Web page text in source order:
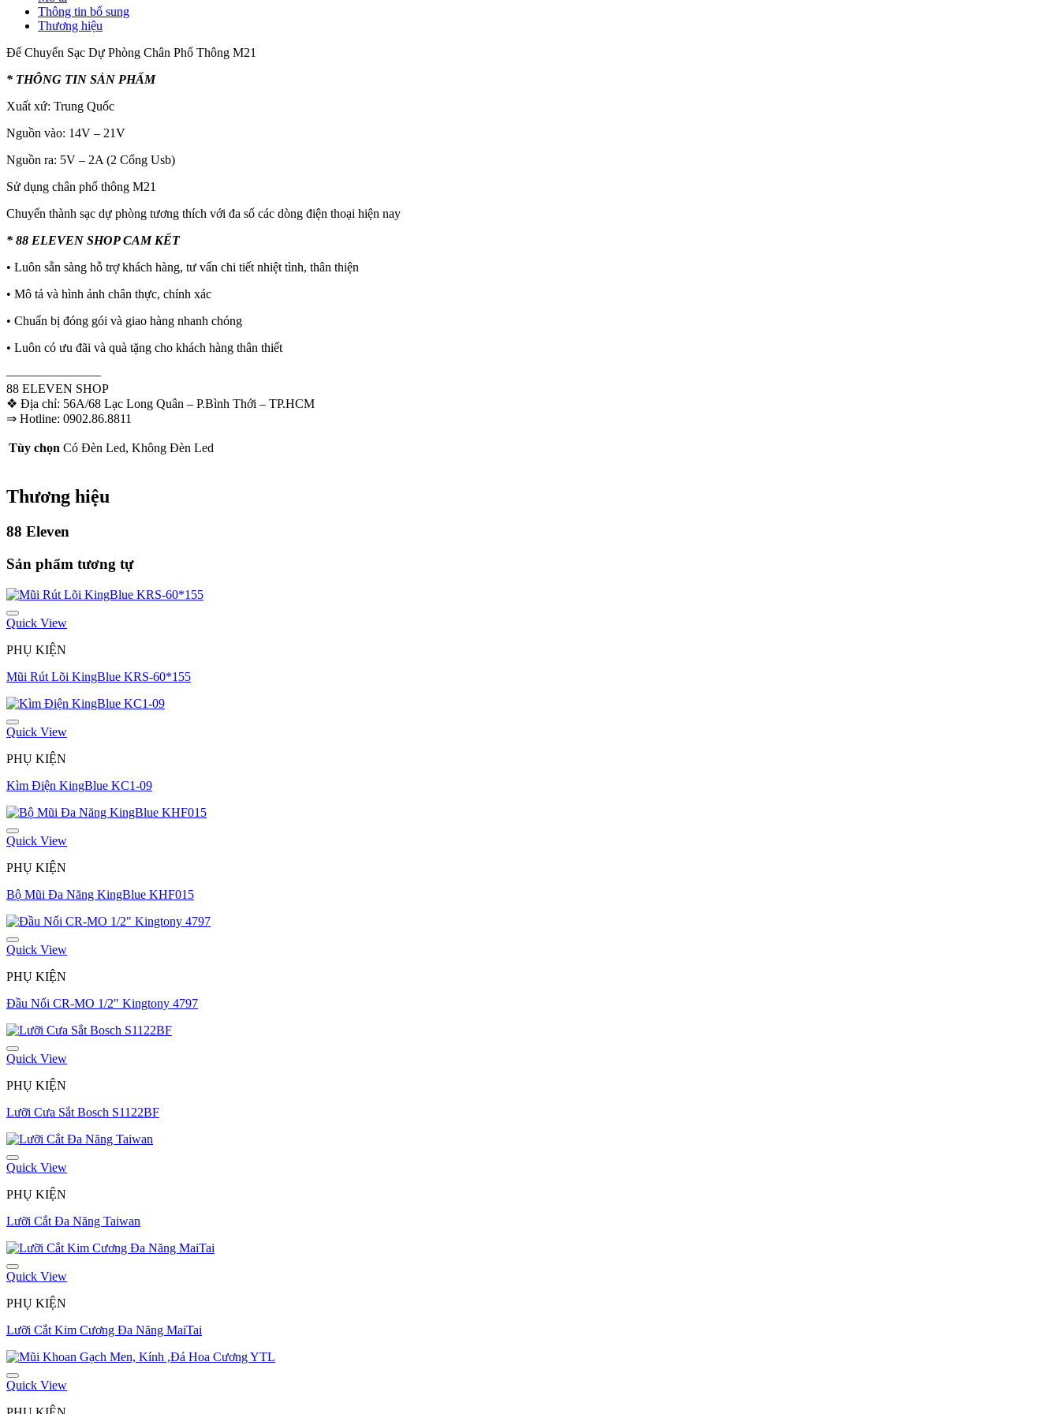
Thông tin bổ sung
Thương hiệu
Đế Chuyển Sạc Dự Phòng Chân Phổ Thông M21
* THÔNG TIN SẢN PHẨM
Xuất xứ: Trung Quốc
Nguồn vào: 14V – 21V
Nguồn ra: 5V – 2A (2 Cổng Usb)
Sử dụng chân phổ thông M21
Chuyển thành sạc dự phòng tương thích với đa số các dòng điện thoại hiện nay
* 88 ELEVEN SHOP CAM KẾT
• Luôn sẵn sàng hỗ trợ khách hàng, tư vấn chi tiết nhiệt tình, thân thiện
• Mô tả và hình ảnh chân thực, chính xác
• Chuẩn bị đóng gói và giao hàng nhanh chóng
• Luôn có ưu đãi và quà tặng cho khách hàng thân thiết
———————–
88 ELEVEN SHOP
❖ Địa chỉ: 56A/68 Lạc Long Quân – P.Bình Thới – TP.HCM
⇒ Hotline: 0902.86.8811
Tùy chọn Có Đèn Led, Không Đèn Led
Thương hiệu
88 Eleven
Sản phẩm tương tự
Quick View
PHỤ KIỆN
Mũi Rút Lõi KingBlue KRS-60*155
Quick View
PHỤ KIỆN
Kìm Điện KingBlue KC1-09
Quick View
PHỤ KIỆN
Bộ Mũi Đa Năng KingBlue KHF015
Quick View
PHỤ KIỆN
Đầu Nối CR-MO 1/2″ Kingtony 4797
Quick View
PHỤ KIỆN
Lưỡi Cưa Sắt Bosch S1122BF
Quick View
PHỤ KIỆN
Lưỡi Cắt Đa Năng Taiwan
Quick View
PHỤ KIỆN
Lưỡi Cắt Kim Cương Đa Năng MaiTai
Quick View